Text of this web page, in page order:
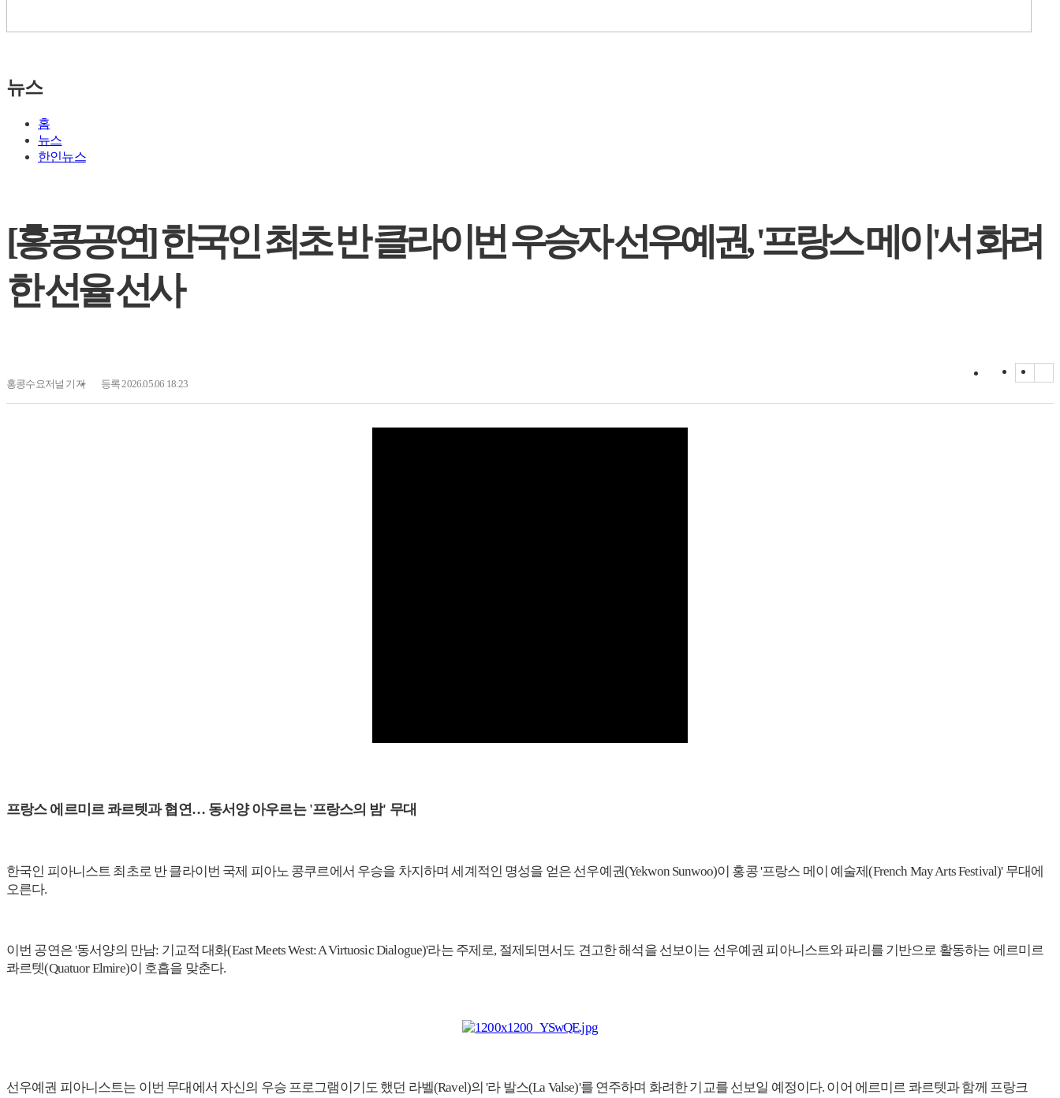
뉴스
홈
뉴스
한인뉴스
[홍콩공연] 한국인 최초 반 클라이번 우승자 선우예권, '프랑스 메이'서 화려
한 선율 선사
홍콩수요저널 기자 등록 2026.05.06 18:23
프랑스 에르미르 콰르텟과 협연… 동서양 아우르는 '프랑스의 밤' 무대
한국인 피아니스트 최초로 반 클라이번 국제 피아노 콩쿠르에서 우승을 차지하며 세계적인 명성을 얻은 선우예권(Yekwon Sunwoo)이 홍콩 '프랑스 메이 예술제(French May Arts Festival)' 무대에
오른다.
이번 공연은 '동서양의 만남: 기교적 대화(East Meets West: A Virtuosic Dialogue)'라는 주제로, 절제되면서도 견고한 해석을 선보이는 선우예권 피아니스트와 파리를 기반으로 활동하는 에르미르
콰르텟(Quatuor Elmire)이 호흡을 맞춘다.
선우예권 피아니스트는 이번 무대에서 자신의 우승 프로그램이기도 했던 라벨(Ravel)의 '라 발스(La Valse)'를 연주하며 화려한 기교를 선보일 예정이다. 이어 에르미르 콰르텟과 함께 프랑크